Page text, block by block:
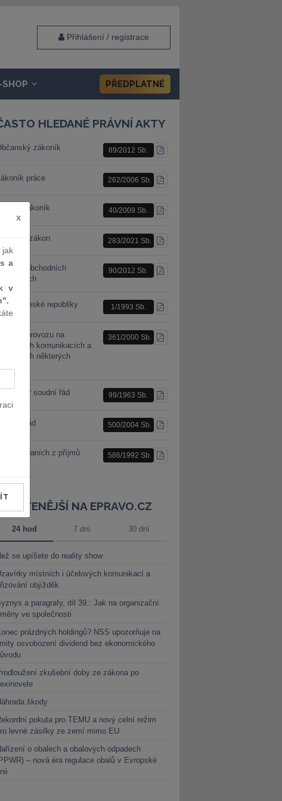
Přihlášení / registrace
SHOP PŘEDPLATNÉ
HLEDANÉ PRÁVNÍ AKTY
zákoník 89/2012 Sb.
STÁHNOUT
práce 262/2006 Sb.
STÁHNOUT
Trestní zákoník 40/2009 Sb.
STÁHNOUT
Stavební zákon 283/2021 Sb.
STÁHNOUT
o obchodních
korporacích
90/2012 Sb.
STÁHNOUT
České republiky 1/1993 Sb.
STÁHNOUT
Zákon o provozu na
pozemních komunikacích a
o změnách některých
361/2000 Sb.
STÁHNOUT
Občanský soudní řád 99/1963 Sb.
STÁHNOUT
Správní řád 500/2004 Sb.
STÁHNOUT
Zákon o daních z příjmů 586/1992 Sb.
STÁHNOUT
NEJČTENĚJŠÍ NA EPRAVO.CZ
24 hod 7 dní 30 dní
se upíšete do reality show
místních i účelových komunikací a
objížděk
a paragrafy, díl 39.: Jak na organizační
ve společnosti
prázdných holdingů? NSS upozorňuje na
osvobození dividend bez ekonomického
zkušební doby ze zákona po
škody
pokuta pro TEMU a nový celní režim
levné zásilky ze zemí mimo EU
o obalech a obalových odpadech
– nová éra regulace obalů v Evropské
x
jak
a
v